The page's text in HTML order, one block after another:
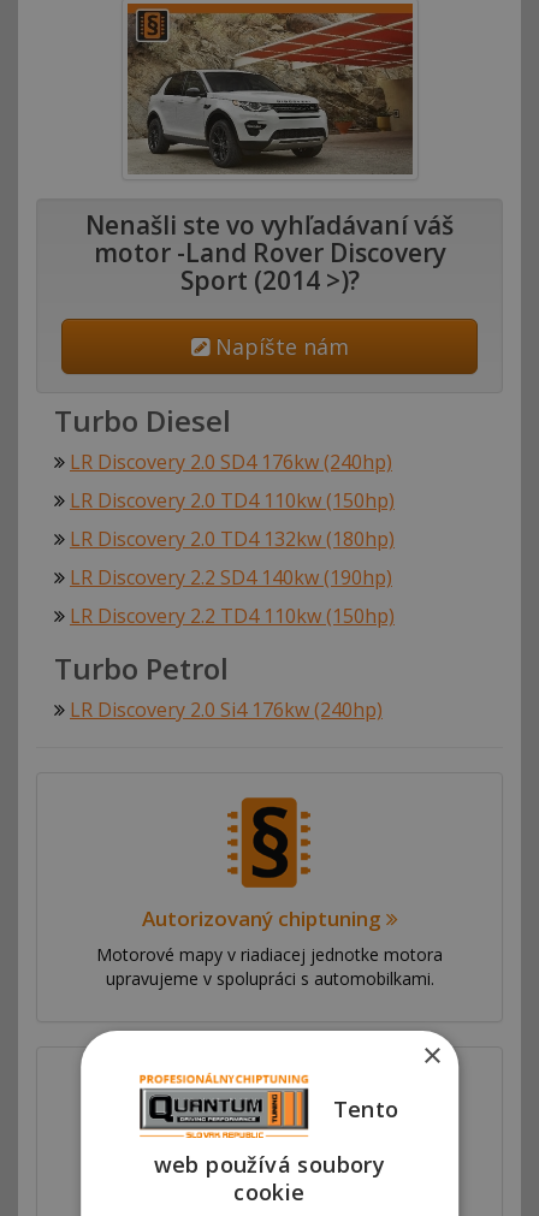
Nenašli ste vo vyhľadávaní váš
motor -Land Rover Discovery
Sport (2014 >)?
Napíšte nám
Turbo Diesel
LR Discovery 2.0 SD4 176kw (240hp)
LR Discovery 2.0 TD4 110kw (150hp)
LR Discovery 2.0 TD4 132kw (180hp)
LR Discovery 2.2 SD4 140kw (190hp)
LR Discovery 2.2 TD4 110kw (150hp)
Turbo Petrol
LR Discovery 2.0 Si4 176kw (240hp)
Autorizovaný chiptuning
Motorové mapy v riadiacej jednotke motora
upravujeme v spolupráci s automobilkami.
Prečo sme najlepší
×
Tento
web používá soubory
cookie